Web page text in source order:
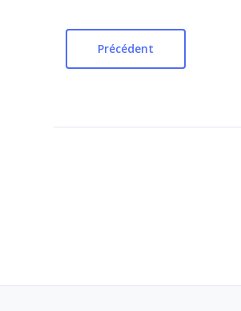
Précédent